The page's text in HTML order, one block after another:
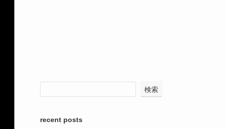
検索
recent posts